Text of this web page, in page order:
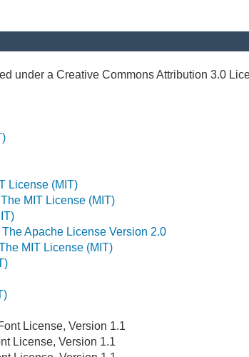
under a Creative Commons Attribution 3.0
License (MIT)
The MIT License (MIT)
The Apache License Version 2.0
MIT License (MIT)
License, Version 1.1
License, Version 1.1